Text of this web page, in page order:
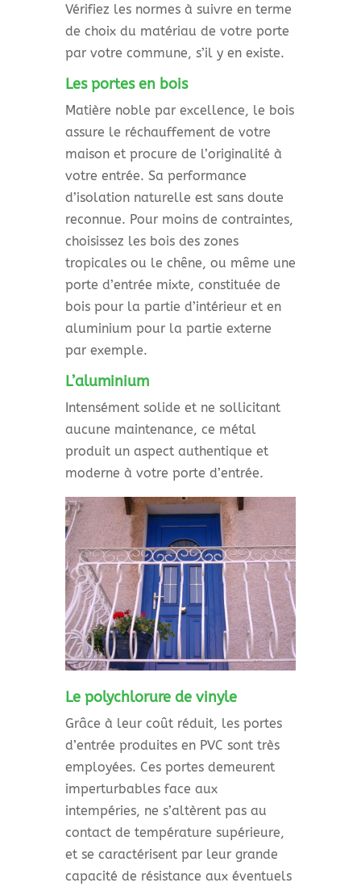
Vérifiez les normes à suivre en terme
de choix du matériau de votre porte
par votre commune, s’il y en existe.
Les portes en bois
Matière noble par excellence, le bois
assure le réchauffement de votre
maison et procure de l’originalité à
votre entrée. Sa performance
d’isolation naturelle est sans doute
reconnue. Pour moins de contraintes,
choisissez les bois des zones
tropicales ou le chêne, ou même une
porte d’entrée mixte, constituée de
bois pour la partie d’intérieur et en
aluminium pour la partie externe
par exemple.
L’aluminium
Intensément solide et ne sollicitant
aucune maintenance, ce métal
produit un aspect authentique et
moderne à votre porte d’entrée.
Le polychlorure de vinyle
Grâce à leur coût réduit, les portes
d’entrée produites en PVC sont très
employées. Ces portes demeurent
imperturbables face aux
intempéries, ne s’altèrent pas au
contact de température supérieure,
et se caractérisent par leur grande
capacité de résistance aux éventuels